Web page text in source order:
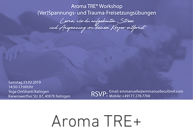
Aroma TRE+